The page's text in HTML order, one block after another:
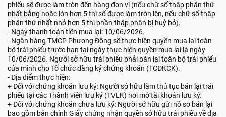
phiếu sẽ được làm tròn đến hàng đơn vị (nếu chữ số thập phân thứ
nhất bằng hoặc lớn hơn 5 thì số được làm tròn lên, nếu chữ số thập
phân thứ nhất nhỏ hơn 5 thì phần thập phân bị huỷ bỏ).
- Ngày thanh toán tiền mua lại: 10/06/2026.
- Ngân hàng TMCP Phương Đông sẽ thực hiện quyền mua lại toàn
bộ trái phiếu trước hạn tại ngày thực hiện quyền mua lại là ngày
10/06/2026. Người sở hữu trái phiếu phải bán lại toàn bộ trái phiếu
của mình cho Tổ chức đăng ký chứng khoán (TCĐKCK).
- Địa điểm thực hiện:
+ Đối với chứng khoán lưu ký: Người sở hữu làm thủ tục bán lại trái
phiếu tại các Thành viên lưu ký (TVLK) nơi mở tài khoản lưu ký.
+ Đối với chứng khoán chưa lưu ký: Người sở hữu gửi hồ sơ bán lại
bao gồm bản chính Giấy chứng nhận quyền sở hữu trái phiếu về địa